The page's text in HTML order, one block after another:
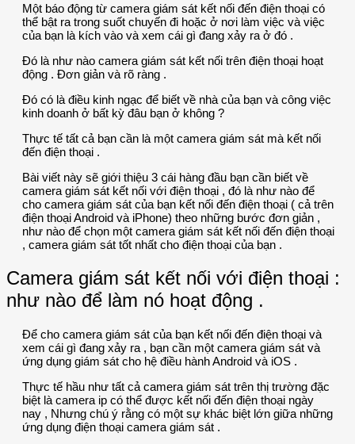
Một báo động từ camera giám sát kết nối đến điện thoại có
thể bật ra trong suốt chuyến đi hoặc ở nơi làm việc và việc
của bạn là kích vào và xem cái gì đang xảy ra ở đó .
Đó là như nào camera giám sát kết nối trên điện thoại hoạt
động . Đơn giản và rõ ràng .
Đó có là điều kinh ngạc để biết về nhà của bạn và công việc
kinh doanh ở bất kỳ đâu bạn ở không ?
Thực tế tất cả bạn cần là một camera giám sát mà kết nối
đến điện thoại .
Bài viết này sẽ giới thiệu 3 cái hàng đầu bạn cần biết về
camera giám sát kết nối với điện thoại , đó là như nào để
cho camera giám sát của bạn kết nối đến điện thoại ( cả trên
điện thoại Android và iPhone) theo những bước đơn giản ,
như nào để chọn một camera giám sát kết nối đến điện thoại
, camera giám sát tốt nhất cho điện thoại của bạn .
Camera giám sát kết nối với điện thoại :
như nào để làm nó hoạt động .
Để cho camera giám sát của bạn kết nối đến điện thoại và
xem cái gì đang xảy ra , bạn cần một camera giám sát và
ứng dụng giám sát cho hệ điều hành Android và iOS .
Thực tế hầu như tất cả camera giám sát trên thị trường đặc
biệt là camera ip có thể được kết nối đến điện thoại ngày
nay , Nhưng chú ý rằng có một sự khác biệt lớn giữa những
ứng dụng điện thoại camera giám sát .